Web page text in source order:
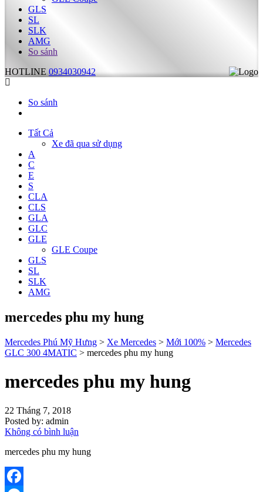
GLS
SL
SLK
AMG
So sánh
HOTLINE 0934030942
So sánh
Tất Cả
Xe đã qua sử dụng
A
C
E
S
CLA
CLS
GLA
GLC
GLE
GLE Coupe
GLS
SL
SLK
AMG
mercedes phu my hung
Mercedes Phú Mỹ Hưng > Xe Mercedes > Mới 100% > Mercedes
GLC 300 4MATIC > mercedes phu my hung
mercedes phu my hung
22 Tháng 7, 2018
Posted by: admin
Không có bình luận
mercedes phu my hung